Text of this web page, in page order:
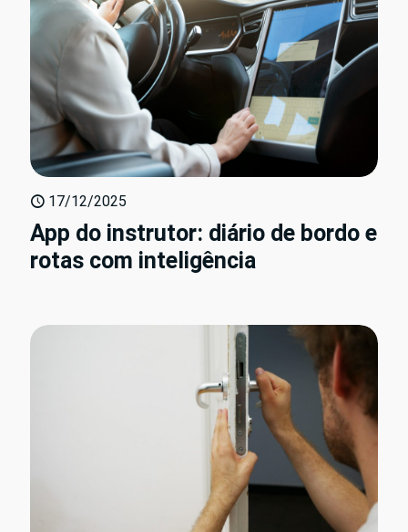
17/12/2025
App do instrutor: diário de bordo e
rotas com inteligência